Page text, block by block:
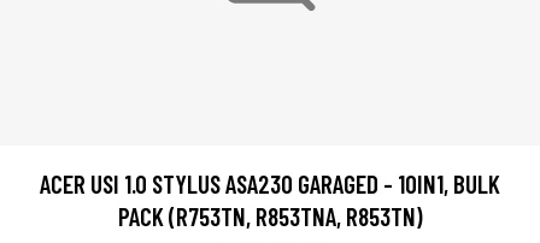
ACER USI 1.0 STYLUS ASA230 GARAGED - 10IN1, BULK
PACK (R753TN, R853TNA, R853TN)